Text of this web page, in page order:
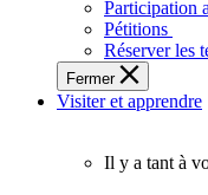
plein
potentiel,
l'Assemblée
a
besoin
Participation
Pétitions
Réserver les
Fermer
Visiter et apprendre
Il y a tant à